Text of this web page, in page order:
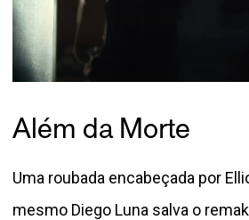
Além da Morte
Uma roubada encabeçada por
mesmo Diego Luna salva o